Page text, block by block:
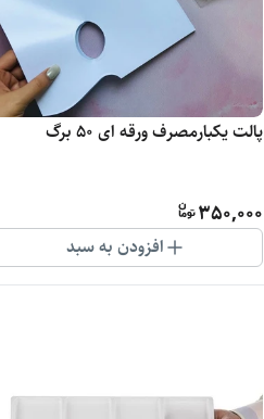
پالت یکبارمصرف ورقه ای 50 برگ
350,000
افزودن به سبد